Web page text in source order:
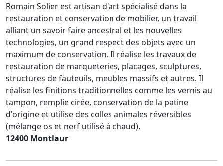
Romain Solier est artisan d'art spécialisé dans la
restauration et conservation de mobilier, un travail
alliant un savoir faire ancestral et les nouvelles
technologies, un grand respect des objets avec un
maximum de conservation. Il réalise les travaux de
restauration de marqueteries, placages, sculptures,
structures de fauteuils, meubles massifs et autres. Il
réalise les finitions traditionnelles comme les vernis au
tampon, remplie cirée, conservation de la patine
d'origine et utilise des colles animales réversibles
(mélange os et nerf utilisé à chaud).
12400 Montlaur